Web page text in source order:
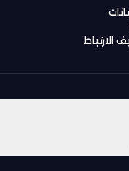
الأوسط وشمال أفريقيا